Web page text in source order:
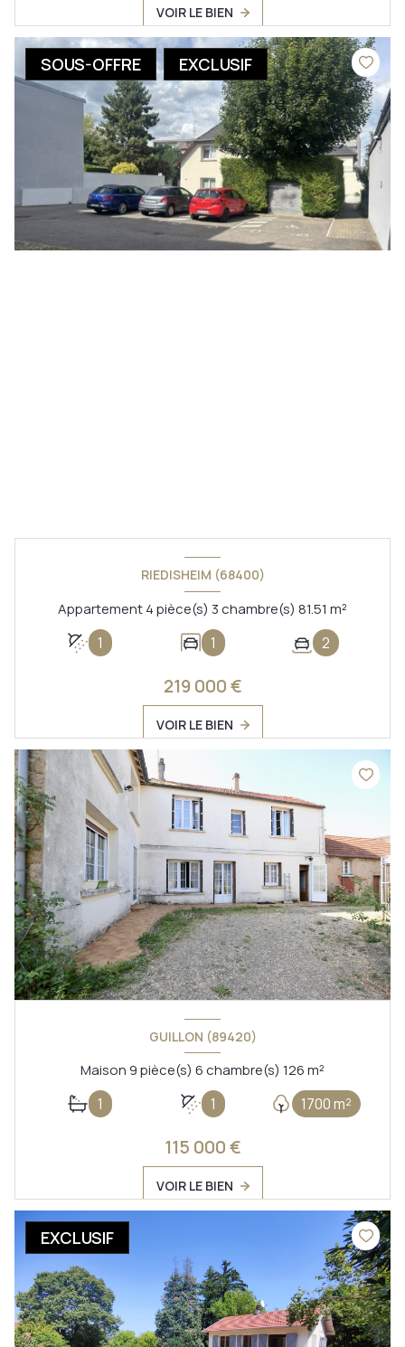
VOIR LE BIEN
SOUS-OFFRE EXCLUSIF
RIEDISHEIM (68400)
Appartement 4 pièce(s) 3 chambre(s) 81.51 m²
1 1 2
219 000 €
VOIR LE BIEN
GUILLON (89420)
Maison 9 pièce(s) 6 chambre(s) 126 m²
1 1 1700 m²
115 000 €
VOIR LE BIEN
EXCLUSIF